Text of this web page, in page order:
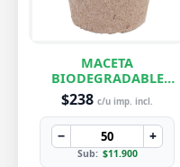
MACETA
BIODEGRADABLE
PEQUEÑA 7X8 CM
$238 c/u imp. incl.
− +
Sub: $11.900